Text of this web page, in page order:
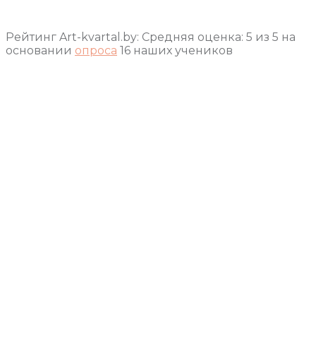
Рейтинг Art-kvartal.by: Средняя оценка: 5 из 5 на
основании опроса 16 наших учеников